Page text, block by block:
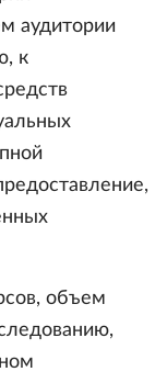
аудитории
к
объем